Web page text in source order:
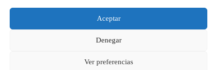
Aceptar
Denegar
Ver preferencias
este caso el Silvia S15 Mona Lisa en
formato Lego, otro MOC genial que te va